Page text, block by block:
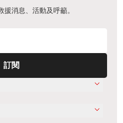
消息、活動及呼籲。
訂閱